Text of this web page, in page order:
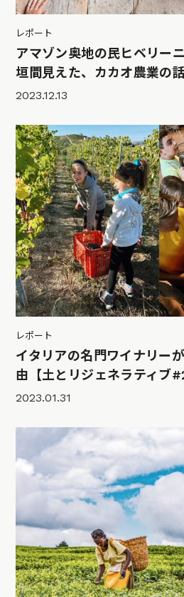
レポート
アマゾン奥地の民ヒベリー
垣間見えた、カカオ農業の話
2023.12.13
レポート
イタリアの名門ワイナリー
由【土とリジェネラティブ
2023.01.31